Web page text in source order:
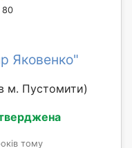
80
Яковенко"
м. Пустомити)
тому